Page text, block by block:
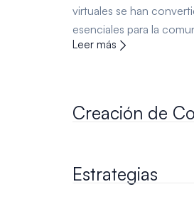
virtuales se han
esenciales para la
Leer más
Creación de
Estrategias